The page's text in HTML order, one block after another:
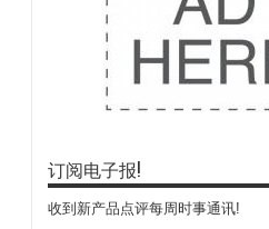
订阅电子报!
收到新产品点评每周时事通讯!